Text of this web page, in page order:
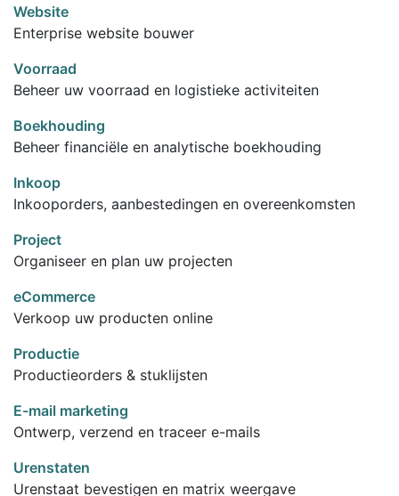
Website
Enterprise website bouwer
Voorraad
Beheer uw voorraad en logistieke activiteiten
Boekhouding
Beheer financiële en analytische boekhouding
Inkoop
Inkooporders, aanbestedingen en overeenkomsten
Project
Organiseer en plan uw projecten
eCommerce
Verkoop uw producten online
Productie
Productieorders & stuklijsten
E-mail marketing
Ontwerp, verzend en traceer e-mails
Urenstaten
Urenstaat bevestigen en matrix weergave